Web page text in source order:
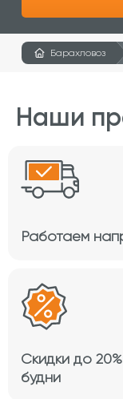
Барахловоз
Наши
Работаем
Скидки до
будни